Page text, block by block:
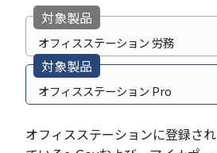
対象製品
オフィスステーション 労務
対象製品
オフィスステーション Pro
オフィスステーションに登録され